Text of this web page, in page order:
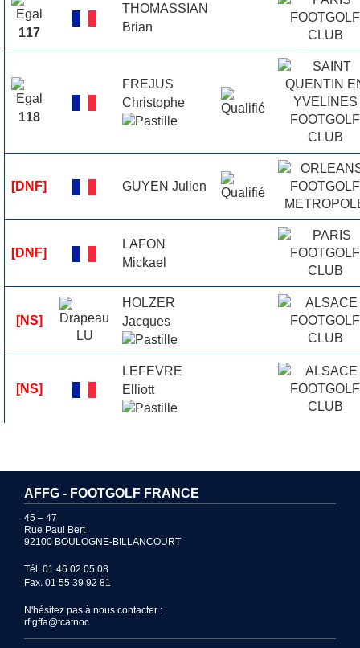
117
THOMASSIAN
Brian
118
FREJUS
Christophe
[DNF] GUYEN Julien
[DNF]
LAFON
Mickael
[NS]
HOLZER
Jacques
[NS]
LEFEVRE
Elliott
AFFG - FOOTGOLF FRANCE
45 – 47
Rue Paul Bert
92100 BOULOGNE-BILLANCOURT
Tél. 01 46 02 05 08
Fax. 01 55 39 92 81
N'hésitez pas à nous contacter :
rf.gffa@tcatnoc